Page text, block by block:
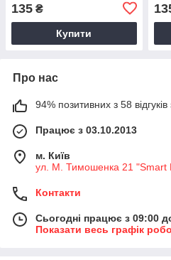
135 ₴
Купити
Про нас
94% позитивних з 58 відгуків
Працює з 03.10.2013
м. Київ
ул. М. Тимошенка 21 "Smart
Контакти
Сьогодні працює з 09:00
Показати весь графік